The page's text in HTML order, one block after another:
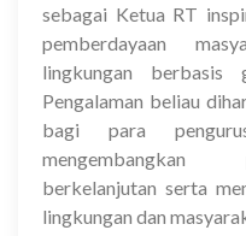
sebagai Ketua RT
pemberdayaan
lingkungan
Pengalaman beliau
bagi para
mengembangkan
berkelanjutan serta
lingkungan dan